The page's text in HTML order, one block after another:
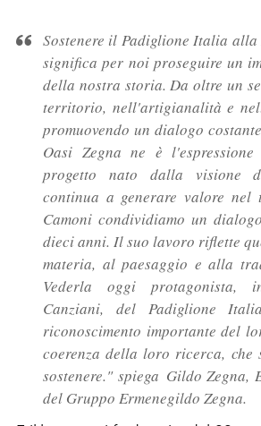
Sostenere il Padiglione Italia
significa per noi proseguire un
della nostra storia. Da oltre un
territorio, nell'artigianalità e
promuovendo un dialogo
Oasi Zegna ne è
progetto nato dalla visione
continua a generare valore nel
Camoni condividiamo un
dieci anni. Il suo lavoro riflette
materia, al paesaggio e alla
Vederla oggi protagonista,
Canziani, del Padiglione
riconoscimento importante del
coerenza della loro ricerca, che
sostenere." spiega Gildo Zegna,
del Gruppo Ermenegildo Zegna.